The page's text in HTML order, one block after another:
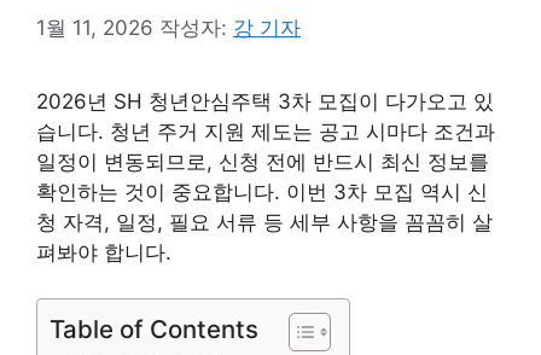
1월 11, 2026 작성자: 강 기자
2026년 SH 청년안심주택 3차 모집이 다가오고 있
습니다. 청년 주거 지원 제도는 공고 시마다 조건과
일정이 변동되므로, 신청 전에 반드시 최신 정보를
확인하는 것이 중요합니다. 이번 3차 모집 역시 신
청 자격, 일정, 필요 서류 등 세부 사항을 꼼꼼히 살
펴봐야 합니다.
Table of Contents